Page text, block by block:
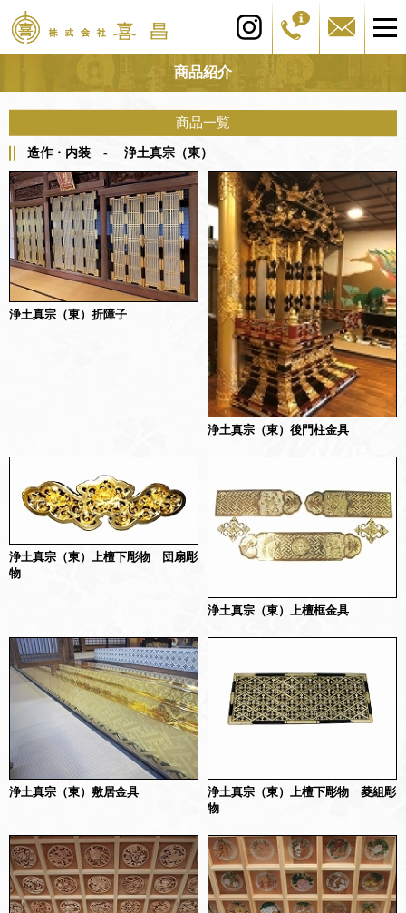
商品紹介
商品一覧
造作・内装 - 浄土真宗（東）
浄土真宗（東）折障子
浄土真宗（東）後門柱金具
浄土真宗（東）上檀下彫物 団扇彫
物
浄土真宗（東）上檀框金具
浄土真宗（東）敷居金具
浄土真宗（東）上檀下彫物 菱組彫
物